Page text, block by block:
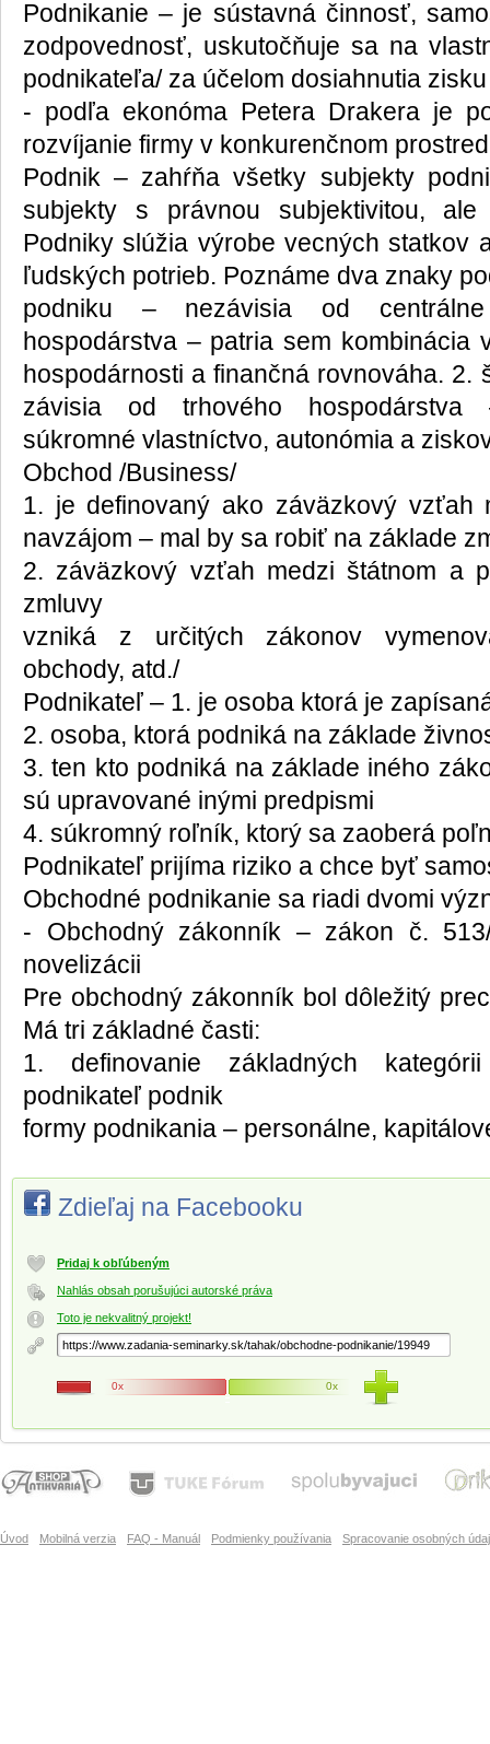
Podnikanie – je sústavná činnosť,
zodpovednosť, uskutočňuje sa na
podnikateľa/ za účelom dosiahnutia zisku
- podľa ekonóma Petera Drakera je
rozvíjanie firmy v konkurenčnom
Podnik – zahŕňa všetky subjekty
subjekty s právnou subjektivitou,
Podniky slúžia výrobe vecných statkov
ľudských potrieb. Poznáme dva znaky
podniku – nezávisia od centrálne
hospodárstva – patria sem kombinácia
hospodárnosti a finančná rovnováha. 2.
závisia od trhového hospodárstva
súkromné vlastníctvo, autonómia a
Obchod /Business/
1. je definovaný ako záväzkový vzťah
navzájom – mal by sa robiť na základe
2. záväzkový vzťah medzi štátnom a
zmluvy
vzniká z určitých zákonov
obchody, atd./
Podnikateľ – 1. je osoba ktorá je
2. osoba, ktorá podniká na základe
3. ten kto podniká na základe iného
sú upravované inými predpismi
4. súkromný roľník, ktorý sa zaoberá
Podnikateľ prijíma riziko a chce byť
Obchodné podnikanie sa riadi dvomi
- Obchodný zákonník – zákon č.
novelizácii
Pre obchodný zákonník bol dôležitý
Má tri základné časti:
1. definovanie základných
podnikateľ podnik
formy podnikania – personálne,
Zdieľaj na Facebooku
Pridaj k obľúbeným
Nahlás obsah porušujúci autorské práva
Toto je nekvalitný projekt!
0x 0x
Úvod Mobilná verzia FAQ - Manuál Podmienky používania Spracovanie osobných